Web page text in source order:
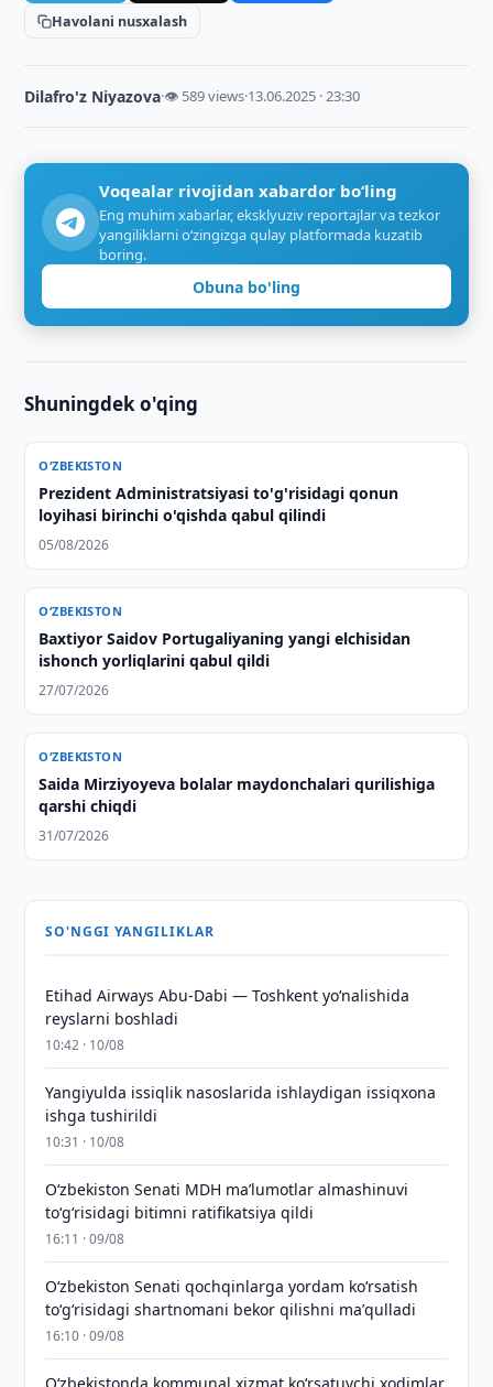
Havolani nusxalash
Dilafro'z Niyazova·👁 589 views·13.06.2025 · 23:30
Voqealar rivojidan xabardor bo‘ling
Eng muhim xabarlar, eksklyuziv reportajlar va tezkor
yangiliklarni o‘zingizga qulay platformada kuzatib
boring.
Obuna bo'ling
Shuningdek o'qing
O‘ZBEKISTON
Prezident Administratsiyasi to'g'risidagi qonun
loyihasi birinchi o'qishda qabul qilindi
05/08/2026
O‘ZBEKISTON
Baxtiyor Saidov Portugaliyaning yangi elchisidan
ishonch yorliqlarini qabul qildi
27/07/2026
O‘ZBEKISTON
Saida Mirziyoyeva bolalar maydonchalari qurilishiga
qarshi chiqdi
31/07/2026
SO'NGGI YANGILIKLAR
Etihad Airways Abu-Dabi — Toshkent yo‘nalishida
reyslarni boshladi
10:42 · 10/08
Yangiyulda issiqlik nasoslarida ishlaydigan issiqxona
ishga tushirildi
10:31 · 10/08
Oʻzbekiston Senati MDH maʼlumotlar almashinuvi
toʻgʻrisidagi bitimni ratifikatsiya qildi
16:11 · 09/08
Oʻzbekiston Senati qochqinlarga yordam koʻrsatish
toʻgʻrisidagi shartnomani bekor qilishni maʼqulladi
16:10 · 09/08